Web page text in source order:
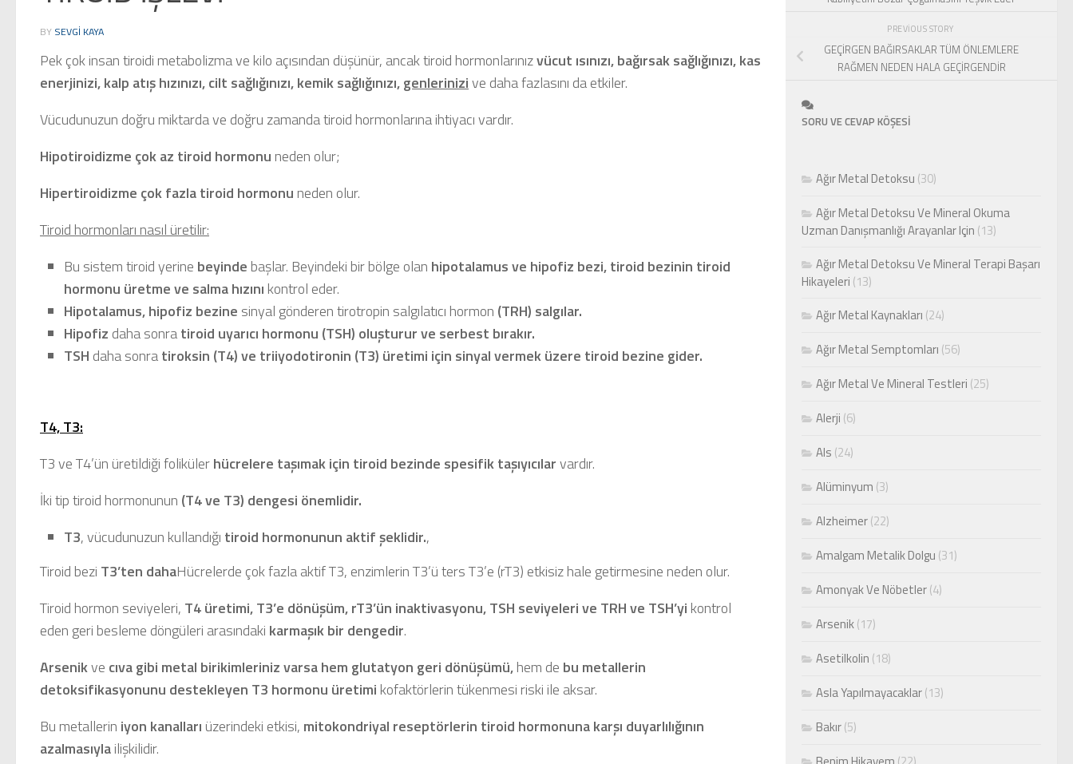
BY SEVGI KAYA
Pek çok insan tiroidi metabolizma ve kilo açısından düşünür, ancak tiroid hormonlarınızvücut ısınızı, bağırsak sağlığınızı, kas
enerjinizi, kalp atış hızınızı, cilt sağlığınızı, kemik sağlığınızı,genlerinizive daha fazlasını da etkiler.
Vücudunuzun doğru miktarda ve doğru zamanda tiroid hormonlarına ihtiyacı vardır.
Hipotiroidizme çok az tiroid hormonu neden olur;
Hipertiroidizme çok fazla tiroid hormonu neden olur.
Tiroid hormonları nasıl üretilir:
Bu sistem tiroid yerine beyinde başlar. Beyindeki bir bölge olan hipotalamus ve hipofiz bezi, tiroid bezinin tiroid
hormonu üretme ve salma hızını kontrol eder.
Hipotalamus, hipofiz bezine sinyal gönderen tirotropin salgılatıcı hormon (TRH) salgılar.
Hipofiz daha sonratiroid uyarıcı hormonu (TSH) oluşturur ve serbest bırakır.
TSH daha sonratiroksin (T4) ve triiyodotironin (T3) üretimi için sinyal vermek üzere tiroid bezine gider.
T4, T3:
T3 ve T4’ün üretildiği folikülerhücrelere taşımak için tiroid bezinde spesifik taşıyıcılarvardır.
İki tip tiroid hormonunun (T4 ve T3) dengesi önemlidir.
T3, vücudunuzun kullandığı tiroid hormonunun aktif şeklidir.,
Tiroid bezi T3’ten dahaHücrelerde çok fazla aktif T3, enzimlerin T3’ü ters T3’e (rT3) etkisiz hale getirmesine neden olur.
Tiroid hormon seviyeleri, T4 üretimi, T3’e dönüşüm, rT3’ün inaktivasyonu, TSH seviyeleri ve TRH ve TSH’yi kontrol
eden geri besleme döngüleri arasındaki karmaşık bir dengedir.
Arsenikve cıva gibi metal birikimleriniz varsahem glutatyon geri dönüşümü,hem de bu metallerin
detoksifikasyonunu destekleyen T3 hormonu üretimi kofaktörlerin tükenmesi riski ile aksar.
Bu metallerin iyon kanalları üzerindeki etkisi, mitokondriyal reseptörlerin tiroid hormonuna karşı duyarlılığının
azalmasıylailişkilidir.
PREVIOUS STORY
GEÇİRGEN BAĞIRSAKLAR TÜM ÖNLEMLERE
RAĞMEN NEDEN HALA GEÇİRGENDİR
SORU VE CEVAP KÖŞESİ
Ağır Metal Detoksu (30)
Ağır Metal Detoksu Ve Mineral Okuma
Uzman Danışmanlığı Arayanlar Için (13)
Ağır Metal Detoksu Ve Mineral Terapi Başarı
Hikayeleri (13)
Ağır Metal Kaynakları (24)
Ağır Metal Semptomları (56)
Ağır Metal Ve Mineral Testleri (25)
Alerji (6)
Als (24)
Alüminyum (3)
Alzheimer(22)
Amalgam Metalik Dolgu (31)
Amonyak Ve Nöbetler(4)
Arsenik(17)
Asetilkolin (18)
Asla Yapılmayacaklar(13)
Bakır(5)